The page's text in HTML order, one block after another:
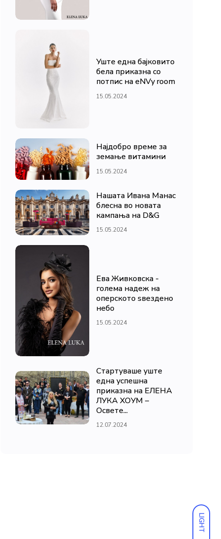
LIGHT
Уште една бајковито
бела приказна со
потпис на eNVy room
15.05.2024
Најдобро време за
земање витамини
15.05.2024
Нашата Ивана Манас
блесна во новата
кампања на D&G
15.05.2024
Ева Живковска -
голема надеж на
оперското ѕвездено
небо
15.05.2024
Стартуваше уште
една успешна
приказна на ЕЛЕНА
ЛУКА ХОУМ –
Освете...
12.07.2024